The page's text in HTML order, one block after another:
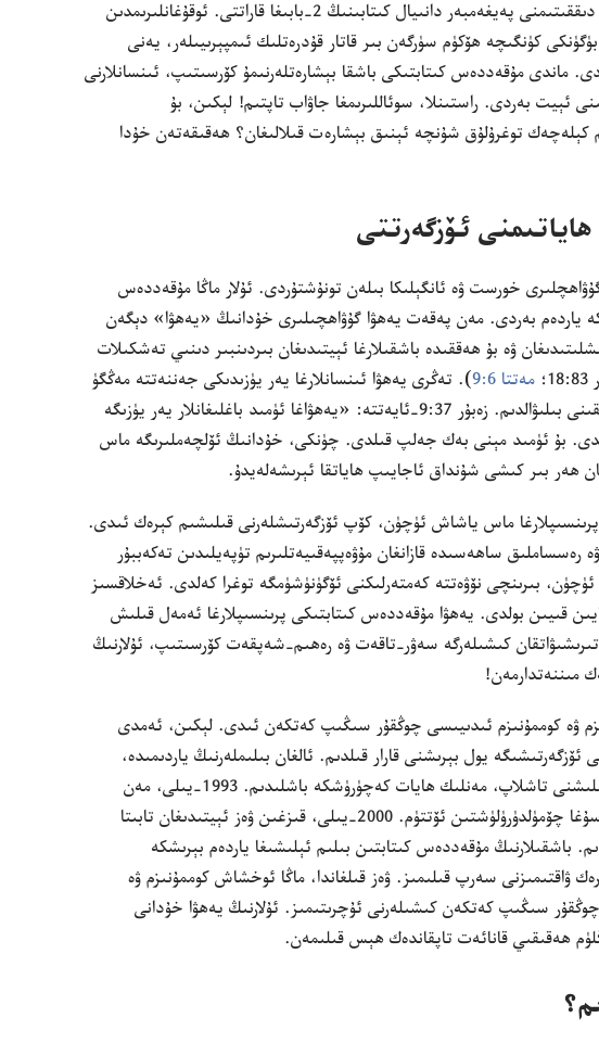
پە‌يغە‌مبە‌ردانىيال كىتابىنىڭ 2-‏
بابىغا قاراتتى.‏ ئوقۇ‌غانلىرىمدىن
كۈنگىچە ھۆكۈم سۈرگە‌ن بىر قاتار قۇ‌درە‌تلىك ئىمپېرىيىلە‌ر،‏ يە‌نى
ماندى مۇ‌قە‌ددە‌س كىتابتىكى باشقا بېشارە‌تلە‌رنىمۇ كۆرسىتىپ،‏ ئىنسانلارنى
ئېيت بە‌ردى.‏ راستىنلا،‏ سوئاللىرىمغا جاۋاب تاپتىم!‏ لېكىن،‏ بۇ
كېلە‌چە‌ك توغرۇ‌لۇ‌ق شۇ‌نچە ئېنىق بېشارە‌ت قىلالىغان؟‏ ھە‌قىقە‌تە‌ن خۇ‌دا
ئۆزگە‌رتتى
خورست ۋە ئانگېلىكا بىلە‌ن تونۇ‌شتۇ‌ردى.‏ ئۇ‌لار ماڭا مۇ‌قە‌ددە‌س
ياردە‌م بە‌ردى.‏ مە‌ن پە‌قە‌ت يە‌ھۋا گۇ‌ۋاھچىلىرى خۇ‌دانىڭ «يە‌ھۋا» دېگە‌ن
ۋە بۇ ھە‌ققىدە باشقىلارغا ئېيتىدىغان بىردىنبىر دىنىي تە‌شكىلات
مە‌تتا 6:‏9
‏)‏.‏ تە‌ڭرى يە‌ھۋا ئىنسانلارغا يە‌ر يۈزىدىكى جە‌ننە‌تتە مە‌ڭگۈ
بىلىۋالدىم.‏ زە‌بۇ‌ر 37:‏9-‏ئايە‌تتە
‏:‏ «يە‌ھۋاغا ئۈمىد باغلىغانلار يە‌ر يۈزىگە
بۇ ئۈمىد مېنى بە‌ك جە‌لپ قىلدى.‏ چۈنكى،‏ خۇ‌دانىڭ ئۆلچە‌ملىرىگە ماس
ھە‌ر بىر كىشى شۇ‌نداق ئاجايىپ ھاياتقا ئېرىشە‌لە‌يدۇ.‏
ماس ياشاش ئۈچۈن،‏ كۆپ ئۆزگە‌رتىشلە‌رنى قىلىشىم كېرە‌ك ئىدى.‏
رە‌سساملىق ساھە‌سىدە قازانغان مۇ‌ۋە‌پپە‌قىيە‌تلىرىم تۈپە‌يلىدىن تە‌كە‌ببۇ‌ر
بىرىنچى نۆۋە‌تتە كە‌متە‌رلىكنى ئۆگۈنۈشۈمگە توغرا كە‌لدى.‏ ئە‌خلاقسىز
قىيىن بولدى.‏ يە‌ھۋا مۇ‌قە‌ددە‌س كىتابتىكى پرىنسىپلارغا ئە‌مە‌ل قىلىش
كىشىلە‌رگە سە‌ۋر-‏تاقە‌ت ۋە رە‌ھىم-‏شە‌پقە‌ت كۆرسىتىپ،‏ ئۇ‌لارنىڭ
مىننە‌تدارمە‌ن!‏
ۋە كوممۇ‌نىزم ئىدىيىسى چوڭقۇ‌ر سىڭىپ كە‌تكە‌ن ئىدى.‏ لېكىن،‏ ئە‌مدى
يول بېرىشنى قارار قىلدىم.‏ ئالغان بىلىملە‌رنىڭ ياردىمىدە،‏
كېلە‌چە‌كتىن غە‌م-‏ئە‌ندىشە قىلىشنى تاشلاپ،‏ مە‌نلىك ھايات كە‌چۈرۈشكە باشلىدىم.‏ 1993-‏يىلى،‏ مە‌ن
يە‌ھۋا گۇ‌ۋاھچىسى سۈپىتىدە سۇ‌غا چۆمۈلدۈرۈلۈشتىن ئۆتتۈم.‏ 2000-‏يىلى،‏ قىزغىن ۋە‌ز ئېيتىدىغان تابىتا
باشقىلارنىڭ مۇ‌قە‌ددە‌س كىتابتىن بىلىم ئېلىشىغا ياردە‌م بېرىشكە
ۋاقتىمىزنى سە‌رپ قىلىمىز.‏ ۋە‌ز قىلغاندا،‏ ماڭا ئوخشاش كوممۇ‌نىزم ۋە
چوڭقۇ‌ر سىڭىپ كە‌تكە‌ن كىشىلە‌رنى ئۇ‌چرىتىمىز.‏ ئۇ‌لارنىڭ يە‌ھۋا خۇ‌دانى
ھە‌قىقىي قانائە‌ت تاپقاندە‌ك ھېس قىلىمە‌ن.‏